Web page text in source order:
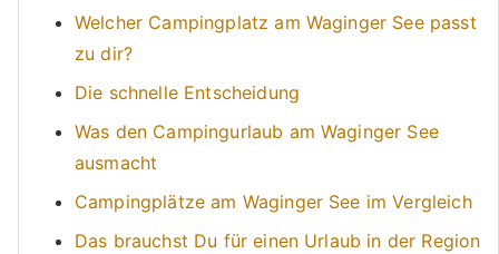
Welcher Campingplatz am Waginger See passt
zu dir?
Die schnelle Entscheidung
Was den Campingurlaub am Waginger See
ausmacht
Campingplätze am Waginger See im Vergleich
Das brauchst Du für einen Urlaub in der Region